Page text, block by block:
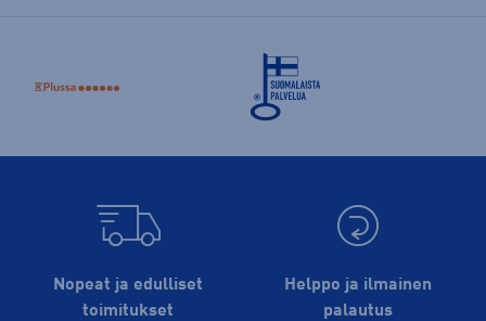
Nopeat ja edulliset
toimitukset
Helppo ja ilmainen
palautus